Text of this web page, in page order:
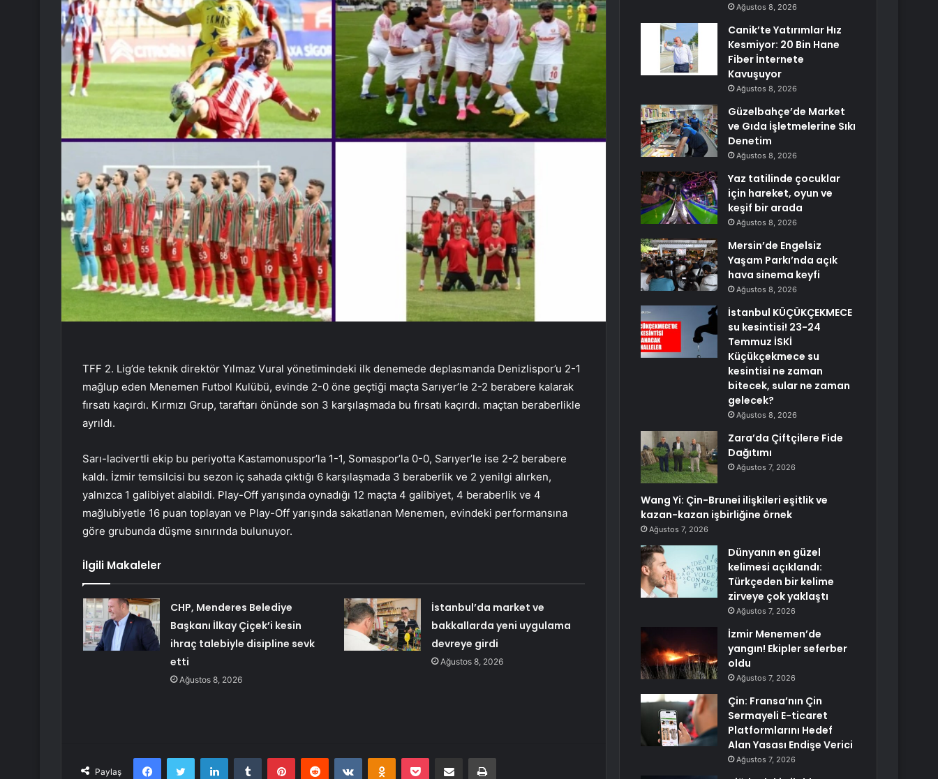
TFF 2. Lig’de teknik direktör Yılmaz Vural yönetimindeki ilk denemede deplasmanda Denizlispor’u 2-1
mağlup eden Menemen Futbol Kulübü, evinde 2-0 öne geçtiği maçta Sarıyer’le 2-2 berabere kalarak
fırsatı kaçırdı. Kırmızı Grup, taraftarı önünde son 3 karşılaşmada bu fırsatı kaçırdı. maçtan beraberlikle
ayrıldı.
Sarı-lacivertli ekip bu periyotta Kastamonuspor’la 1-1, Somaspor’la 0-0, Sarıyer’le ise 2-2 berabere
kaldı. İzmir temsilcisi bu sezon iç sahada çıktığı 6 karşılaşmada 3 beraberlik ve 2 yenilgi alırken,
yalnızca 1 galibiyet alabildi. Play-Off yarışında oynadığı 12 maçta 4 galibiyet, 4 beraberlik ve 4
mağlubiyetle 16 puan toplayan ve Play-Off yarışında sakatlanan Menemen, evindeki performansına
göre grubunda düşme sınırında bulunuyor.
İlgili Makaleler
CHP, Menderes Belediye
Başkanı İlkay Çiçek’i kesin
ihraç talebiyle disipline sevk
etti
Ağustos 8, 2026
İstanbul’da market ve
bakkallarda yeni uygulama
devreye girdi
Ağustos 8, 2026
Paylaş
FacebookTwitter LinkedInTumblr PinterestReddit VKontakteOdnoklassniki
Pocket E-Posta ile paylaş Yazdır
Ağustos 8, 2026
Canik’te Yatırımlar Hız
Kesmiyor: 20 Bin Hane
Fiber İnternete
Kavuşuyor
Ağustos 8, 2026
Güzelbahçe’de Market
ve Gıda İşletmelerine Sıkı
Denetim
Ağustos 8, 2026
Yaz tatilinde çocuklar
için hareket, oyun ve
keşif bir arada
Ağustos 8, 2026
Mersin’de Engelsiz
Yaşam Parkı’nda açık
hava sinema keyfi
Ağustos 8, 2026
İstanbul KÜÇÜKÇEKMECE
su kesintisi! 23-24
Temmuz İSKİ
Küçükçekmece su
kesintisi ne zaman
bitecek, sular ne zaman
gelecek?
Ağustos 8, 2026
Zara’da Çiftçilere Fide
Dağıtımı
Ağustos 7, 2026
Wang Yi: Çin-Brunei ilişkileri eşitlik ve
kazan-kazan işbirliğine örnek
Ağustos 7, 2026
Dünyanın en güzel
kelimesi açıklandı:
Türkçeden bir kelime
zirveye çok yaklaştı
Ağustos 7, 2026
İzmir Menemen’de
yangın! Ekipler seferber
oldu
Ağustos 7, 2026
Çin: Fransa’nın Çin
Sermayeli E-ticaret
Platformlarını Hedef
Alan Yasası Endişe Verici
Ağustos 7, 2026